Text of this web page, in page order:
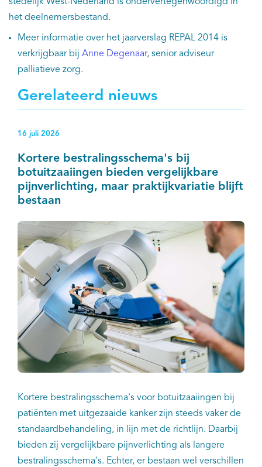
het deelnemersbestand.
Meer informatie over het jaarverslag REPAL 2014 is
verkrijgbaar bij Anne Degenaar, senior adviseur
palliatieve zorg.
Gerelateerd nieuws
16 juli 2026
Kortere bestralingsschema's bij
botuitzaaiingen bieden vergelijkbare
pijnverlichting, maar praktijkvariatie blijft
bestaan
Kortere bestralingsschema's voor botuitzaaiingen bij
patiënten met uitgezaaide kanker zijn steeds vaker de
standaardbehandeling, in lijn met de richtlijn. Daarbij
bieden zij vergelijkbare pijnverlichting als langere
bestralingsschema's. Echter, er bestaan wel verschillen